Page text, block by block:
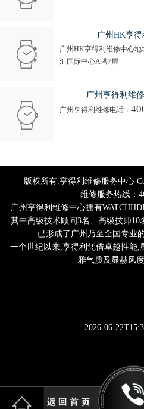
广州HK亨
广州HK亨得利维修中心
汇国际中心A塔7层
广州亨得利维
广州亨得利维修电话：
版权所有:亨得利维修服务中心
维修服务热线：
广州亨得利维修中心拥有
其中高级技术顾问3名、高级技师10
已形成了广州乃至全国专业
一个世纪以来,亨得利凭借卓越性能,
雅气质及显赫风
2026-06-